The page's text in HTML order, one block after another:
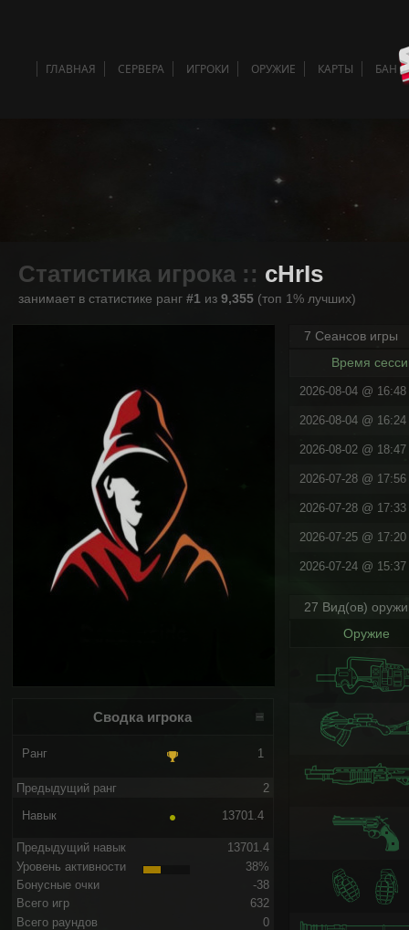
ГЛАВНАЯ СЕРВЕРА ИГРОКИ ОРУЖИЕ КАРТЫ БАН
Статистика игрока :: cHrIs
занимает в статистике ранг #1 из 9,355(топ 1% лучших)
Сводка игрока
Ранг 1
Предыдущий ранг 2
Навык 13701.4
Предыдущий навык
13701.4
Уровень активности
38%
Бонусные очки
-38
Всего игр
632
Всего раундов
0
7 Сеансов игры
Время
2026-08-04 @
2026-08-04 @
2026-08-02 @
2026-07-28 @
2026-07-28 @
2026-07-25 @
2026-07-24 @
27 Вид(ов)
Оружие